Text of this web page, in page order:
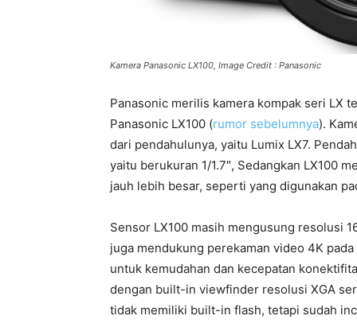
Kamera Panasonic LX100, Image Credit : Panasonic
Panasonic merilis kamera kompak seri LX
Panasonic LX100 (rumor sebelumnya).
dari pendahulunya, yaitu Lumix LX7.
yaitu berukuran 1/1.7″, Sedangkan LX100
jauh lebih besar, seperti yang digunakan
Sensor LX100 masih mengusung resolusi
juga mendukung perekaman video 4K
untuk kemudahan dan kecepatan
dengan built-in viewfinder resolusi XGA
tidak memiliki built-in flash, tetapi sudah